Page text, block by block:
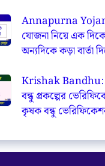
Annapurna
যোজনা নিয়ে এক
অন্যদিকে কড়া বার্তা
Krishak
বন্ধু প্রকল্পের
কৃষক বন্ধু